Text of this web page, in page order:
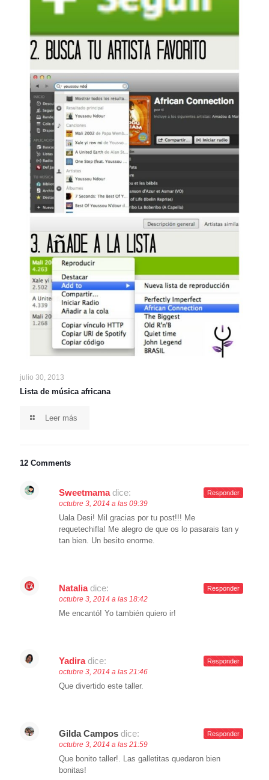
julio 30, 2013
Lista de música africana
Leer más
12 Comments
Sweetmama dice:
octubre 3, 2014 a las 09:39
Uala Desi! Mil gracias por tu post!!! Me
requetechifla! Me alegro de que os lo pasarais tan y
tan bien. Un besito enorme.
Responder
Natalia dice:
octubre 3, 2014 a las 18:42
Me encantó! Yo también quiero ir!
Responder
Yadira dice:
octubre 3, 2014 a las 21:46
Que divertido este taller.
Responder
Gilda Campos dice:
octubre 3, 2014 a las 21:59
Que bonito taller!. Las galletitas quedaron bien
bonitas!
Responder